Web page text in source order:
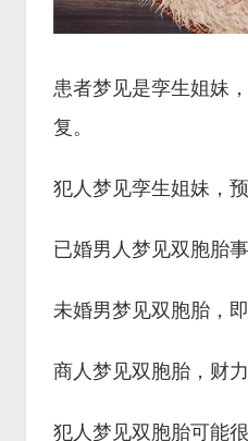
患者梦见是孪生姐妹
复。
犯人梦见孪生姐妹，
已婚男人梦见双胞胎事
未婚男梦见双胞胎，即
商人梦见双胞胎，财力
犯人梦见双胞胎可能